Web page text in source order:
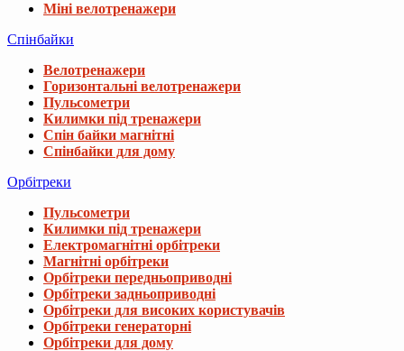
Міні велотренажери
Спінбайки
Велотренажери
Горизонтальні велотренажери
Пульсометри
Килимки під тренажери
Спін байки магнітні
Спінбайки для дому
Орбітреки
Пульсометри
Килимки під тренажери
Електромагнітні орбітреки
Магнітні орбітреки
Орбітреки передньоприводні
Орбітреки задньоприводні
Орбітреки для високих користувачів
Орбітреки генераторні
Орбітреки для дому